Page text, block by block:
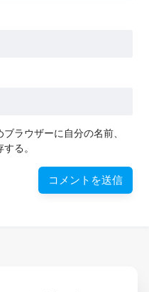
ラウザーに自分の名前、
る。